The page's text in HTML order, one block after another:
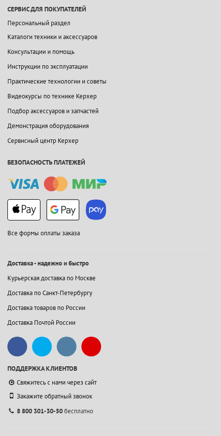
СЕРВИС ДЛЯ ПОКУПАТЕЛЕЙ
Персональный раздел
Каталоги техники и аксессуаров
Консультации и помощь
Инструкции по эксплуатации
Практические технологии и советы
Видеокурсы по технике Керхер
Подбор аксессуаров и запчастей
Демонстрация оборудования
Сервисный центр Керхер
БЕЗОПАСНОСТЬ ПЛАТЕЖЕЙ
Все формы оплаты заказа
Доставка - надежно и быстро
Курьерская доставка по Москве
Доставка по Санкт-Петербургу
Доставка товаров по России
Доставка Почтой России
ПОДДЕРЖКА КЛИЕНТОВ
Свяжитесь с нами через сайт
Закажите обратный звонок
8 800 301-30-50бесплатно